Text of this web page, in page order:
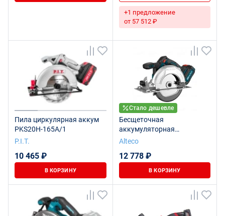
+1 предложение
от 57 512 ₽
Пила циркулярная аккум
PKS20H-165A/1
P.I.T.
10 465 ₽
В КОРЗИНУ
Стало дешевле
Бесщеточная
аккумуляторная
циркулярная пила CCS 20-
Alteco
12 778 ₽
В КОРЗИНУ